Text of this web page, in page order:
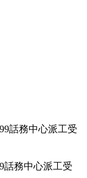
話務中心派工受
話務中心派工受